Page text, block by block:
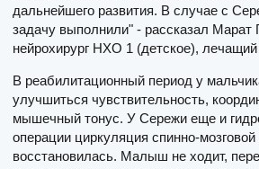
дальнейшего развития. В случае с
задачу выполнили" - рассказал Марат
нейрохирург НХО 1 (детское),
В реабилитационный период у
улучшиться чувствительность,
мышечный тонус. У Сережи еще и
операции циркуляция спинно-
восстановилась. Малыш не ходит,